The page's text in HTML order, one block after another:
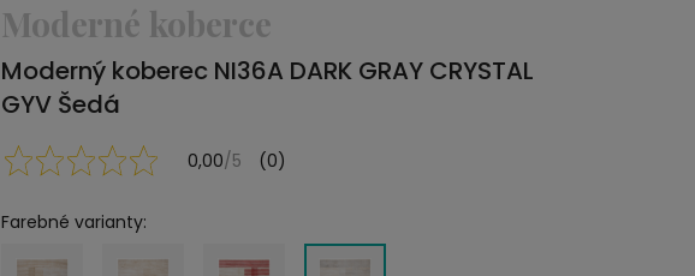
Moderné koberce
Moderný koberec NI36A DARK GRAY CRYSTAL
GYV Šedá
0,00/5 (0)
Farebné varianty: